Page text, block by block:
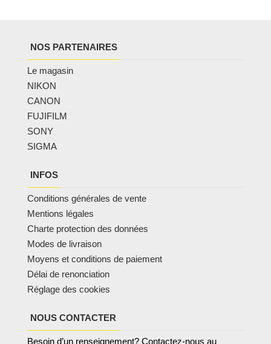
NOS PARTENAIRES
Le magasin
NIKON
CANON
FUJIFILM
SONY
SIGMA
INFOS
Conditions générales de vente
Mentions légales
Charte protection des données
Modes de livraison
Moyens et conditions de paiement
Délai de renonciation
Réglage des cookies
NOUS CONTACTER
Besoin d’un renseignement? Contactez-nous au